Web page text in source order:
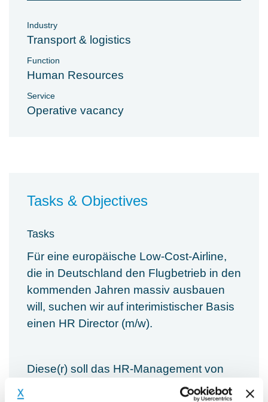
Industry
Transport & logistics
Function
Human Resources
Service
Operative vacancy
Tasks & Objectives
Tasks
Für eine europäische Low-Cost-Airline,
die in Deutschland den Flugbetrieb in den
kommenden Jahren massiv ausbauen
will, suchen wir auf interimistischer Basis
einen HR Director (m/w).
Diese(r) soll das HR-Management von
Grund auf aufbauen und zunächst ohne